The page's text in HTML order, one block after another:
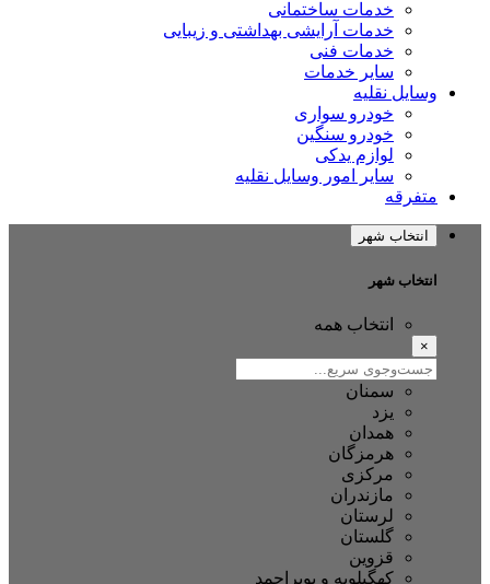
خدمات ساختمانی
خدمات آرایشی بهداشتی و زیبایی
خدمات فنی
سایر خدمات
نقلیه
خودرو سواری
خودرو سنگین
لوازم یدکی
سایر امور وسایل نقلیه
شهر
شهر
انتخاب همه
سمنان
هرمزگان
مرکزی
مازندران
لرستان
گلستان
کهگیلویه و بویراحمد